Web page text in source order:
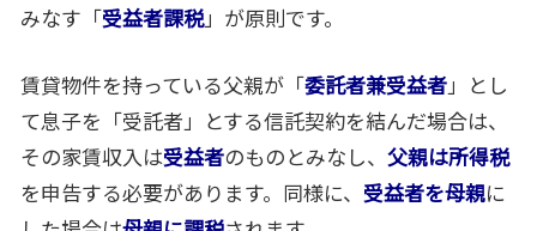
みなす「受益者課税」が原則です。
賃貸物件を持っている父親が「委託者兼受益者」とし
て息子を「受託者」とする信託契約を結んだ場合は、
その家賃収入は受益者のものとみなし、 父親は所得税
を申告する必要があります。同様に、 受益者を母親に